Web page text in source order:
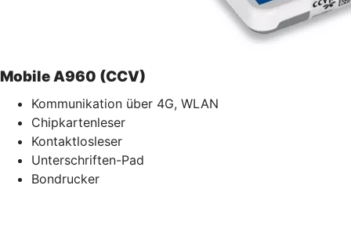
Mobile A960 (CCV)
Kommunikation über 4G, WLAN
Chipkartenleser
Kontaktlosleser
Unterschriften-Pad
Bondrucker